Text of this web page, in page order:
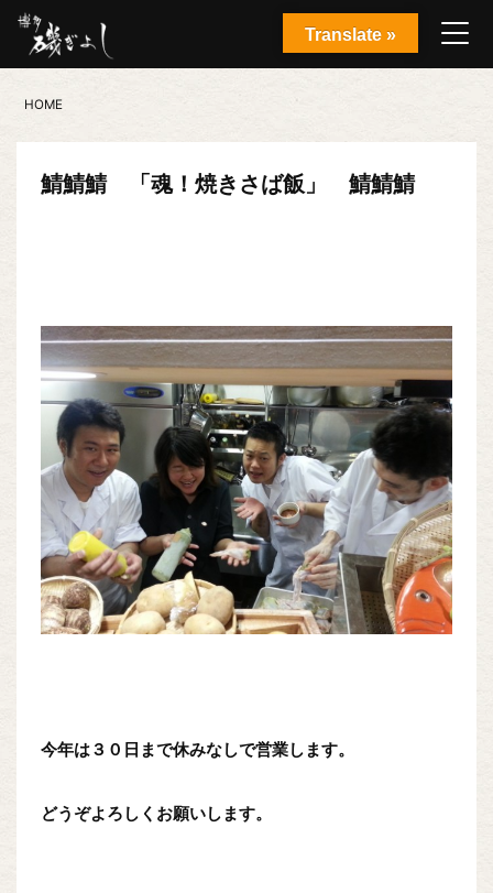
HOME
鯖鯖鯖 「魂！焼きさば飯」 鯖鯖鯖
今年は３０日まで休みなしで営業します。
どうぞよろしくお願いします。
Translate »